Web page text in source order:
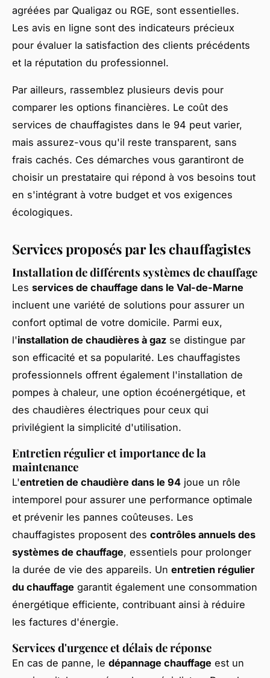
agréées par Qualigaz ou RGE, sont essentielles.
Les avis en ligne sont des indicateurs précieux
pour évaluer la satisfaction des clients précédents
et la réputation du professionnel.
Par ailleurs, rassemblez plusieurs devis pour
comparer les options financières. Le coût des
services de chauffagistes dans le 94 peut varier,
mais assurez-vous qu'il reste transparent, sans
frais cachés. Ces démarches vous garantiront de
choisir un prestataire qui répond à vos besoins tout
en s'intégrant à votre budget et vos exigences
écologiques.
Services proposés par les chauffagistes
Installation de différents systèmes de chauffage
Les services de chauffage dans le Val-de-Marne
incluent une variété de solutions pour assurer un
confort optimal de votre domicile. Parmi eux,
l'installation de chaudières à gaz se distingue par
son efficacité et sa popularité. Les chauffagistes
professionnels offrent également l'installation de
pompes à chaleur, une option écoénergétique, et
des chaudières électriques pour ceux qui
privilégient la simplicité d'utilisation.
Entretien régulier et importance de la
maintenance
L'entretien de chaudière dans le 94 joue un rôle
intemporel pour assurer une performance optimale
et prévenir les pannes coûteuses. Les
chauffagistes proposent des contrôles annuels des
systèmes de chauffage, essentiels pour prolonger
la durée de vie des appareils. Un entretien régulier
du chauffage garantit également une consommation
énergétique efficiente, contribuant ainsi à réduire
les factures d'énergie.
Services d'urgence et délais de réponse
En cas de panne, le dépannage chauffage est un